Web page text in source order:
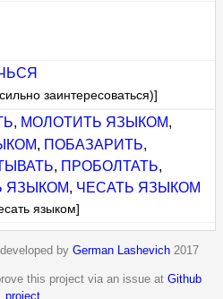
заинтересоваться)]
, МОЛОТИТЬ ЯЗЫКОМ,
, ПОБАЗАРИТЬ,
, ПРОБОЛТАТЬ,
ЯЗЫКОМ, ЧЕСАТЬ ЯЗЫКОМ
языком]
by German Lashevich 2017
this project via an issue at Github
project